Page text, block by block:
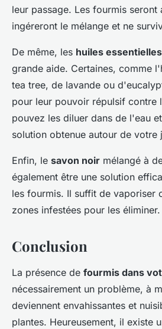
leur passage. Les fourmis seront
ingéreront le mélange et ne
De même, les huiles essentielles
grande aide. Certaines, comme
tea tree, de lavande ou
pour leur pouvoir répulsif contre
pouvez les diluer dans de l'eau
solution obtenue autour de votre
Enfin, le savon noir mélangé à
également être une solution
les fourmis. Il suffit de vaporiser
zones infestées pour les éliminer.
Conclusion
La présence de fourmis dans
nécessairement un problème, à
deviennent envahissantes et
plantes. Heureusement, il existe